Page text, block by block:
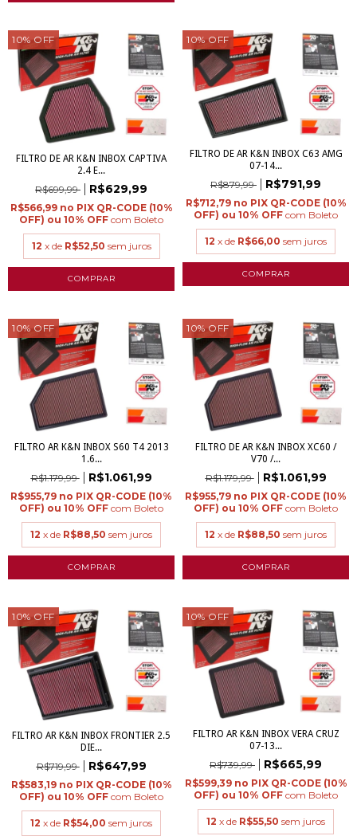
10%OFF
FILTRO DE AR K&N INBOX CAPTIVA
2.4 E...
R$699,99 R$629,99
R$566,99
com Boleto
12 x de R$52,50 sem juros
10%OFF
FILTRO DE AR K&N INBOX C63 AMG
07-14...
R$879,99 R$791,99
R$712,79
com Boleto
12 x de R$66,00 sem juros
10%OFF
FILTRO AR K&N INBOX S60 T4 2013
1.6...
R$1.179,99 R$1.061,99
R$955,79
com Boleto
12 x de R$88,50 sem juros
10%OFF
FILTRO DE AR K&N INBOX XC60 /
V70 /...
R$1.179,99 R$1.061,99
R$955,79
com Boleto
12 x de R$88,50 sem juros
10%OFF
FILTRO AR K&N INBOX FRONTIER 2.5
DIE...
R$719,99 R$647,99
R$583,19
com Boleto
12 x de R$54,00 sem juros
10%OFF
FILTRO AR K&N INBOX VERA CRUZ
07-13...
R$739,99 R$665,99
R$599,39
com Boleto
12 x de R$55,50 sem juros